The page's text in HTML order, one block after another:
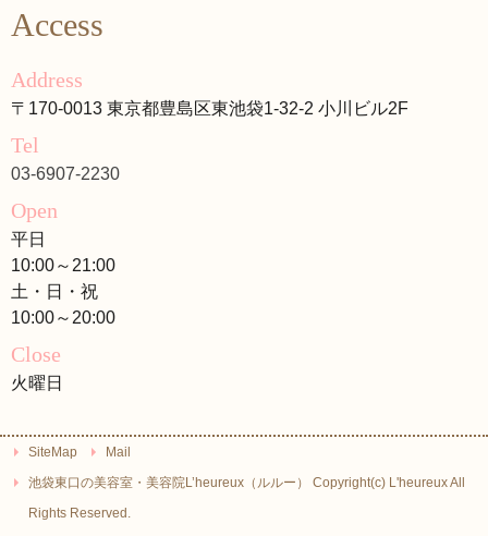
Access
Address
〒170-0013 東京都豊島区東池袋1-32-2 小川ビル2F
Tel
03-6907-2230
Open
平日
10:00～21:00
土・日・祝
10:00～20:00
Close
火曜日
SiteMap
Mail
池袋東口の美容室・美容院L’heureux（ルルー） Copyright(c) L'heureux All
Rights Reserved.